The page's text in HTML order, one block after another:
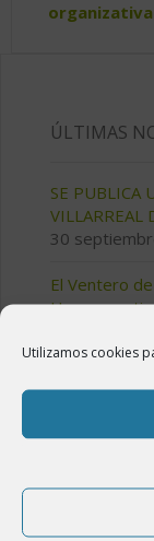
Utilizamos cookies
ÚLTIMAS
SE PUBLICA
VILLARREAL
30
El Ventero
Huerva en
21 abril, 2022
Anuncio de
reguladora